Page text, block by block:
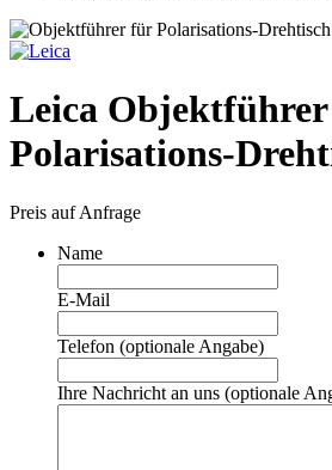
Leica
Polarisations-
Preis auf Anfrage
Name
E-Mail
Telefon (optionale Angabe)
Ihre Nachricht an uns (optionale